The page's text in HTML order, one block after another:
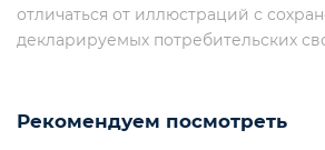
отличаться от иллюстраций с
декларируемых потребительских
Рекомендуем посмотреть